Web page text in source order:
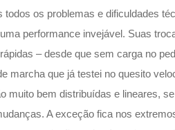
de se achar conjuntos a venda.
o uso para ciclistas com uma
e principalmente para pessoas que
pois trata-se se de um
melhor, veja esse